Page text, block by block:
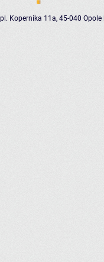
pl. Kopernika 11a, 45-040 Opole